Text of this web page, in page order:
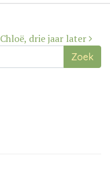
Chloë, drie jaar later